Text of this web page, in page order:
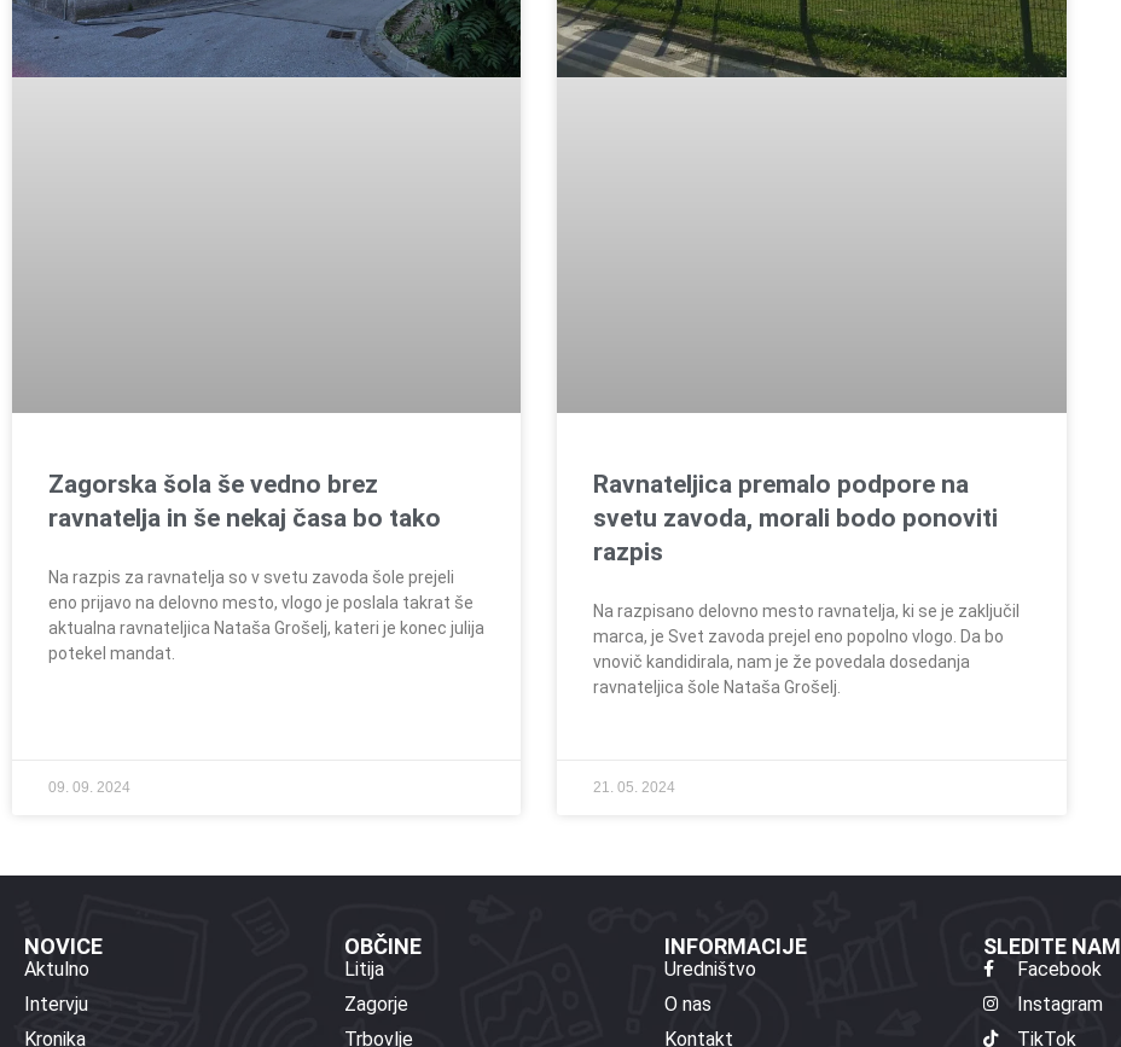
Zagorska šola še vedno brez
ravnatelja in še nekaj časa bo tako
Na razpis za ravnatelja so v svetu zavoda šole prejeli
eno prijavo na delovno mesto, vlogo je poslala takrat še
aktualna ravnateljica Nataša Grošelj, kateri je konec julija
potekel mandat.
09. 09. 2024
Ravnateljica premalo podpore na
svetu zavoda, morali bodo ponoviti
razpis
Na razpisano delovno mesto ravnatelja, ki se je zaključil
marca, je Svet zavoda prejel eno popolno vlogo. Da bo
vnovič kandidirala, nam je že povedala dosedanja
ravnateljica šole Nataša Grošelj.
21. 05. 2024
NOVICE
Aktulno
Intervju
Kronika
OBČINE
Litija
Zagorje
Trbovlje
INFORMACIJE
Uredništvo
O nas
Kontakt
SLEDITE NAM
Facebook
Instagram
TikTok